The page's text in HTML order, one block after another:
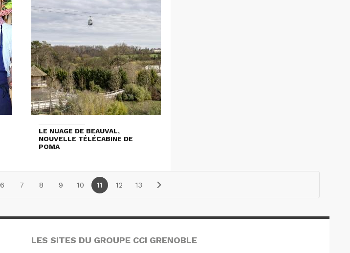
LE NUAGE DE BEAUVAL,
NOUVELLE TÉLÉCABINE DE
POMA
6 7 8 9 10 11 12 13
LES SITES DU GROUPE CCI GRENOBLE